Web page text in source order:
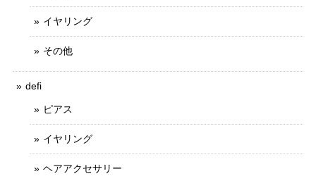
イヤリング
その他
defi
ピアス
イヤリング
ヘアアクセサリー